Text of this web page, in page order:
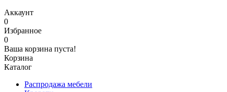
Аккаунт
0
Избранное
0
Ваша корзина пуста!
Корзина
Каталог
Распродажа мебели